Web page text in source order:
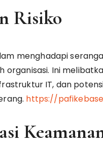
Risiko
menghadapi
organisasi. Ini
IT, dan
https://